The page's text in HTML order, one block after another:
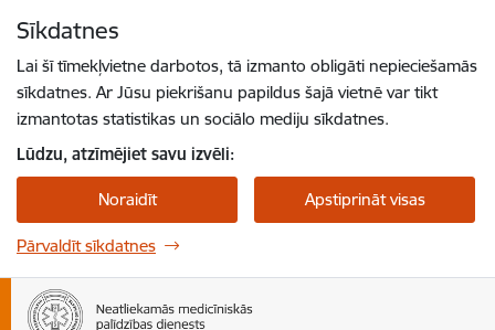
Sīkdatnes
Lai šī tīmekļvietne darbotos, tā izmanto obligāti nepieciešamās
sīkdatnes. Ar Jūsu piekrišanu papildus šajā vietnē var tikt
izmantotas statistikas un sociālo mediju sīkdatnes.
Lūdzu, atzīmējiet savu izvēli:
Noraidīt Apstiprināt visas
Pārvaldīt sīkdatnes